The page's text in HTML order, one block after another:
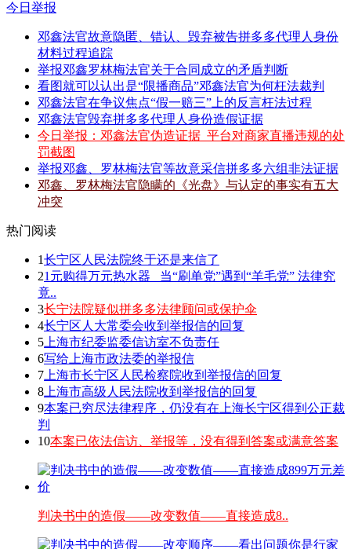
今日举报
邓鑫法官故意隐匿、错认、毁弃被告拼多多代理人身份
材料过程追踪
举报邓鑫罗林梅法官关于合同成立的矛盾判断
看图就可以认出是“限播商品”邓鑫法官为何枉法裁判
邓鑫法官在争议焦点“假一赔三”上的反言枉法过程
邓鑫法官毁弃拼多多代理人身份造假证据
今日举报：邓鑫法官伪造证据_平台对商家直播违规的处
罚截图
举报邓鑫、罗林梅法官等故意采信拼多多六组非法证据
邓鑫、罗林梅法官隐瞒的《光盘》与认定的事实有五大
冲突
热门阅读
1长宁区人民法院终于还是来信了
21元购得万元热水器 _当“刷单党”遇到“羊毛党” 法律究
竟..
3长宁法院疑似拼多多法律顾问或保护伞
4长宁区人大常委会收到举报信的回复
5 上海市纪委监委信访室不负责任
6写给上海市政法委的举报信
7 上海市长宁区人民检察院收到举报信的回复
8 上海市高级人民法院收到举报信的回复
9本案已穷尽法律程序，仍没有在上海长宁区得到公正裁
判
10本案已依法信访、举报等，没有得到答案或满意答案
判决书中的造假——改变数值——直接造成8..